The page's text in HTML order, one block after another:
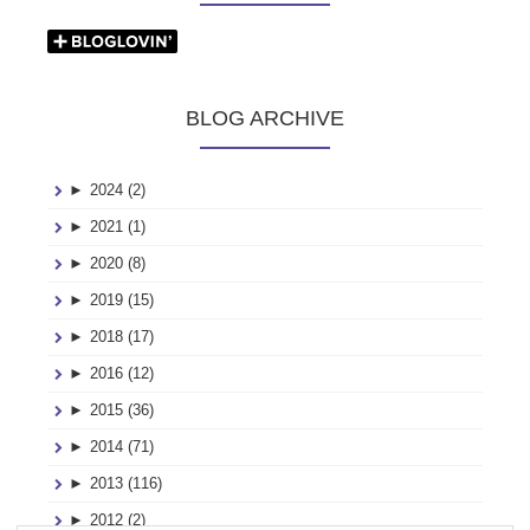
BLOG ARCHIVE
► 2024 (2)
► 2021 (1)
► 2020 (8)
► 2019 (15)
► 2018 (17)
► 2016 (12)
► 2015 (36)
► 2014 (71)
► 2013 (116)
► 2012 (2)